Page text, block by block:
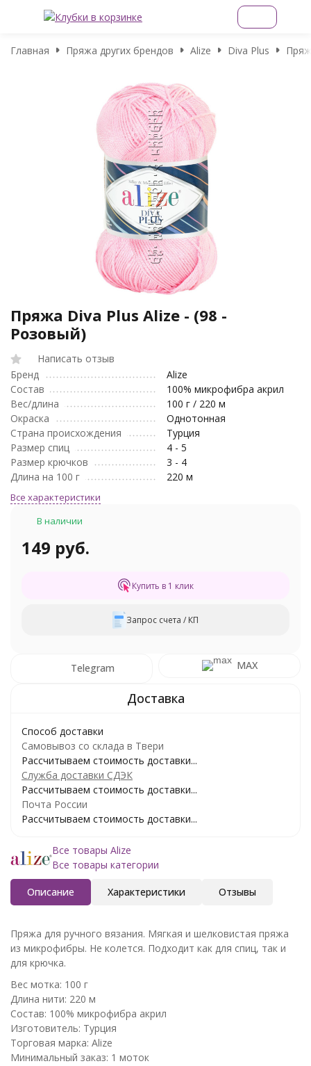
Главная Пряжа других брендов Alize Diva Plus
Пряжа Diva Plus Alize - (98 -
Розовый)
Написать отзыв
Бренд
Alize
Состав
100% микрофибра акрил
Вес/длина
100 г / 220 м
Окраска
Однотонная
Страна происхождения
Турция
Размер спиц
4 - 5
Размер крючков
3 - 4
Длина на 100 г
220 м
Все характеристики
В наличии
149 руб.
Купить в 1 клик
Запрос счета / КП
Telegram MAX
Способ доставки
Самовывоз со склада в Твери
Рассчитываем стоимость доставки...
Служба доставки СДЭК
Рассчитываем стоимость доставки...
Почта России
Рассчитываем стоимость доставки...
Все товары Alize
Все товары категории
Описание Характеристики Отзывы
Пряжа для ручного вязания. Мягкая и шелковистая пряжа
из микрофибры. Не колется. Подходит как для спиц, так и
для крючка.
Вес мотка: 100 г
Длина нити: 220 м
Состав: 100% микрофибра акрил
Изготовитель: Турция
Торговая марка: Alize
Минимальный заказ: 1 моток